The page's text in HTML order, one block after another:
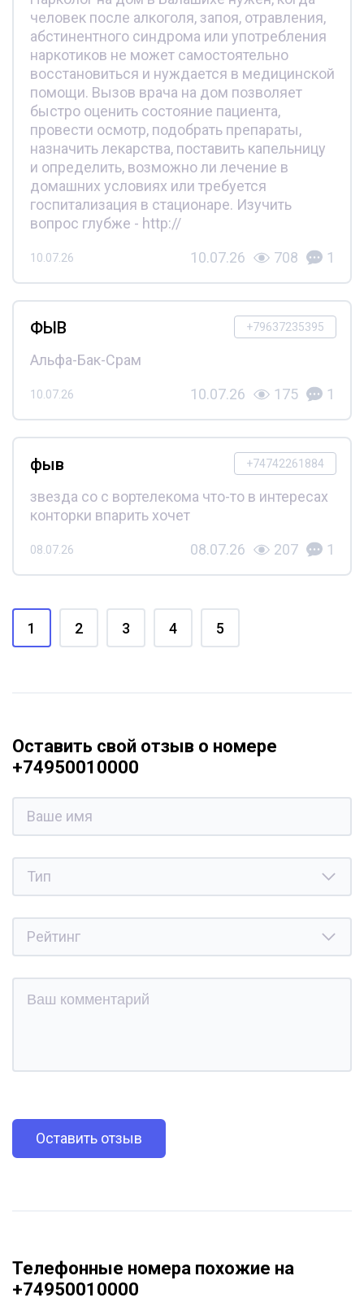
человек после алкоголя, запоя, отравления,
абстинентного синдрома или употребления
наркотиков не может самостоятельно
восстановиться и нуждается в медицинской
помощи. Вызов врача на дом позволяет
быстро оценить состояние пациента,
провести осмотр, подобрать препараты,
назначить лекарства, поставить капельницу
и определить, возможно ли лечение в
домашних условиях или требуется
госпитализация в стационаре. Изучить
вопрос глубже - http://
10.07.26 10.07.26 708 1
+79637235395
ФЫВ
Альфа-Бак-Срам
10.07.26 10.07.26 175 1
+74742261884
фыв
звезда со с вортелекома что-то в интересах
конторки впарить хочет
08.07.26 08.07.26 207 1
1 2 3 4 5
Оставить свой отзыв о номере
+74950010000
Оставить отзыв
Телефонные номера похожие на
+74950010000